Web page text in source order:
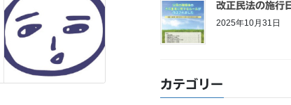
改正民法の施行
2025年10月31日
カテゴリー